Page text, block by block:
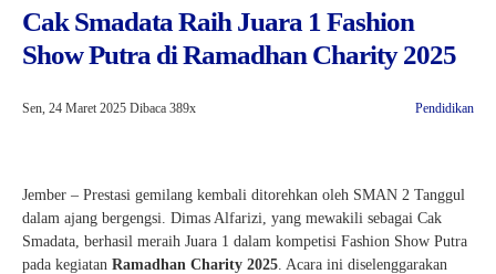
Informasi
Cak Smadata Raih Juara 1 Fashion
Show Putra di Ramadhan Charity 2025
Sen, 24 Maret 2025 Dibaca 389x Pendidikan
Jember – Prestasi gemilang kembali ditorehkan oleh SMAN 2 Tanggul
dalam ajang bergengsi. Dimas Alfarizi, yang mewakili sebagai Cak
Smadata, berhasil meraih Juara 1 dalam kompetisi Fashion Show Putra
pada kegiatan Ramadhan Charity 2025. Acara ini diselenggarakan